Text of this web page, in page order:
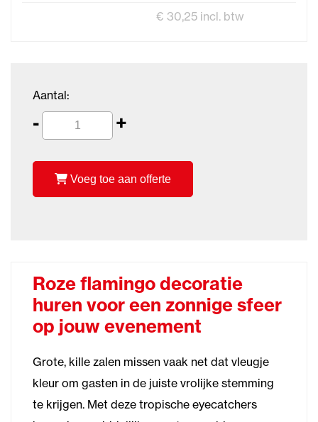
€ 30,25 incl. btw
Aantal:
- +
Voeg toe aan offerte
Roze flamingo decoratie
huren voor een zonnige sfeer
op jouw evenement
Grote, kille zalen missen vaak net dat vleugje
kleur om gasten in de juiste vrolijke stemming
te krijgen. Met deze tropische eyecatchers